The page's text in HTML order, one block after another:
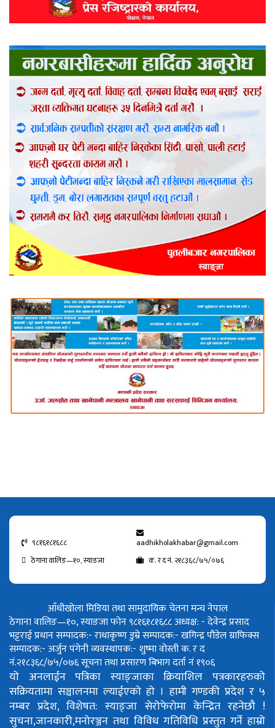
९८१६१८१६८८
aadhikholakhabar@gmail.com
ठेगाना वालिङ—१०, स्याङजा
क. र द नं. २१८३६८/७५/०७६
आँधीखोला मिडिया तथा सामुदायिक चेतना मन्च नेपाल
ठेगाना वालिङ—१०, स्याङजा फोन ९८१६१८१६८८अध्यक्ष: - देवेन्द्र प्रसाद
भट्टराईप्रधान सम्पादक:- राधाकृष्ण डुम्रेसम्पादक:- खगिन्द्र पौडेलग्राफिक्स
सम्पादक:- अर्जुन पंगेनीव्यवस्थापक:- शुष्मा वोस्तीक. र द
नं.२१८३६८/७५/०७६सूचना तथा प्रसारण बिभाग दर्ता नं १९०६
यो अनलाईन पत्रिका स्याङ्जाका क्रियाशिल पत्रकारहरुको
सक्रियतामा सञ्चालनमा ल्याईएको हो । हामी गण्डकी प्रदेश र ५
नम्बर प्रदेश, विशेषत: स्याङ्जा सेरोफेरोमा केन्द्रित रहनेछौ !
सुचना,जानकारी,मनोरञ्जन तथा विविध गतिविधि प्रस्तुत गर्ने हाम्रो